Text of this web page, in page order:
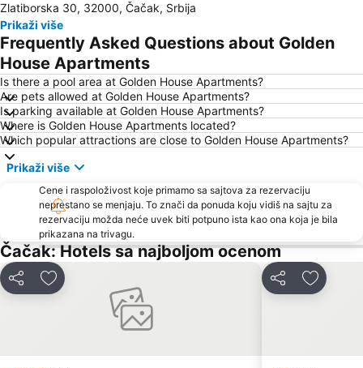
Jelova gora
Etno selo Galetovo sokače
Ravna Gora
Crkva svetog Đorđa
Gradski stadion Čika Dača
Zlatiborska 30, 32000, Čačak, Srbija
Prikaži više
Frequently Asked Questions about Golden
House Apartments
Is there a pool area at Golden House Apartments?
Are pets allowed at Golden House Apartments?
Is parking available at Golden House Apartments?
Where is Golden House Apartments located?
Which popular attractions are close to Golden House Apartments?
Prikaži više
Cene i raspoloživost koje primamo sa sajtova za rezervaciju
neprestano se menjaju. To znači da ponuda koju vidiš na sajtu za
rezervaciju možda neće uvek biti potpuno ista kao ona koja je bila
prikazana na trivagu.
Čačak: Hotels sa najboljom ocenom
Deli Dodati u favorite Deli Dodati